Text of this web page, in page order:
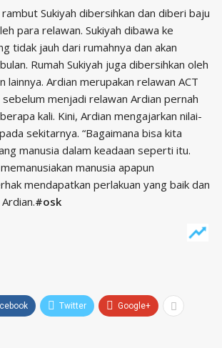
Sukiyah dibersihkan dan diberi baju
para relawan. Sukiyah dibawa ke
tidak jauh dari rumahnya dan akan
Rumah Sukiyah juga dibersihkan oleh
lainnya. Ardian merupakan relawan ACT
menjadi relawan Ardian pernah
kali. Kini, Ardian mengajarkan nilai-
sekitarnya. “Bagaimana bisa kita
manusia dalam keadaan seperti itu.
manusia apapun
mendapatkan perlakuan yang baik dan
#osk
Twitter Google+